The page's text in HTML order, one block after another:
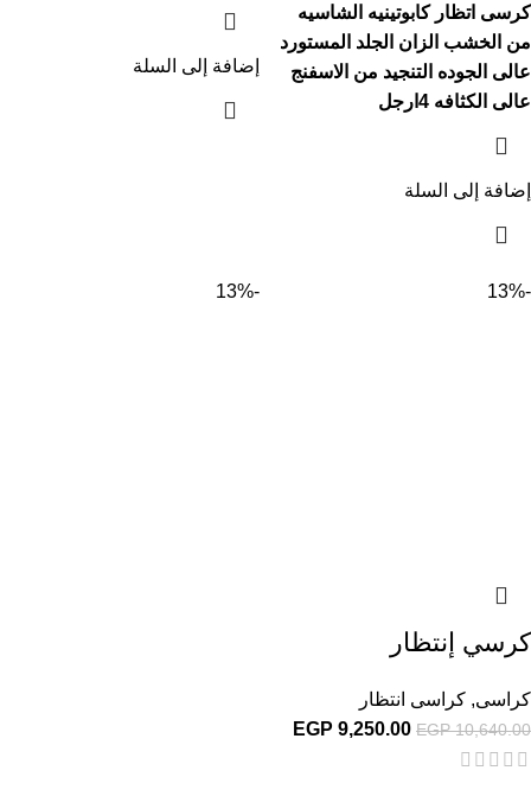
كرسى اتظار كابوتينيه الشاسيه
من الخشب الزان الجلد المستورد
عالى الجوده التنجيد من الاسفنج
عالى الكثافه 4ارجل
إضافة إلى السلة
إضافة إلى السلة
-13%
كرسي إنتظار
كراسى, كراسى انتظار
EGP10,640.00
EGP 9,250.00
-13%